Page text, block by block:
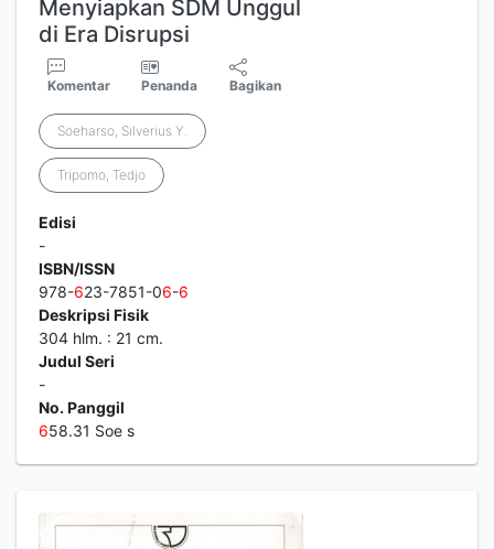
Menyiapkan SDM Unggul
di Era Disrupsi
Komentar Penanda Bagikan
Soeharso, Silverius Y.
Tripomo, Tedjo
Edisi
-
ISBN/ISSN
978-623-7851-06-6
Deskripsi Fisik
304 hlm. : 21 cm.
Judul Seri
-
No. Panggil
658.31 Soe s